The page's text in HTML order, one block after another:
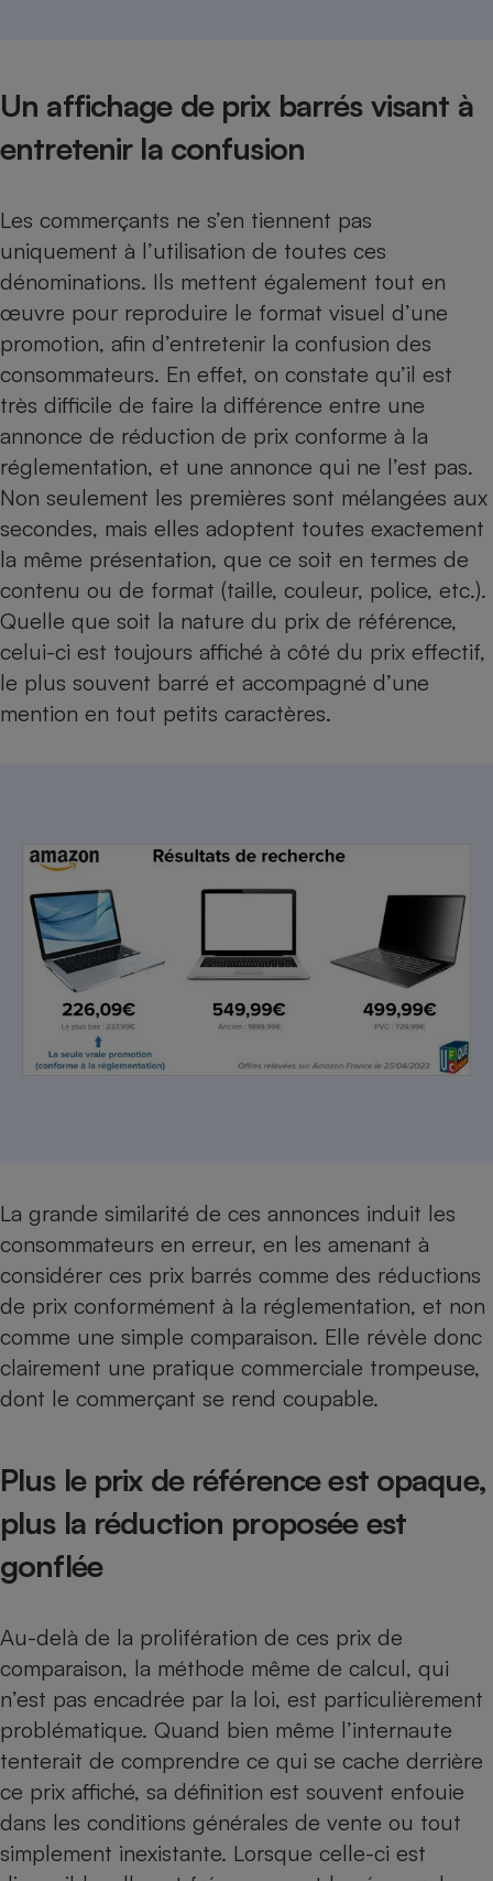
Un affichage de prix barrés visant à
entretenir la confusion
Les commerçants ne s’en tiennent pas
uniquement à l’utilisation de toutes ces
dénominations. Ils mettent également tout en
œuvre pour reproduire le format visuel d’une
promotion, afin d’entretenir la confusion des
consommateurs. En effet, on constate qu’il est
très difficile de faire la différence entre une
annonce de réduction de prix conforme à la
réglementation, et une annonce qui ne l’est pas.
Non seulement les premières sont mélangées aux
secondes, mais elles adoptent toutes exactement
la même présentation, que ce soit en termes de
contenu ou de format (taille, couleur, police, etc.).
Quelle que soit la nature du prix de référence,
celui-ci est toujours affiché à côté du prix effectif,
le plus souvent barré et accompagné d’une
mention en tout petits caractères.​
La grande similarité de ces annonces induit les
consommateurs en erreur, en les amenant à
considérer ces prix barrés comme des réductions
de prix conformément à la réglementation, et non
comme une simple comparaison. Elle révèle donc
clairement une pratique commerciale trompeuse,
dont le commerçant se rend coupable.
Plus le prix de référence est opaque,
plus la réduction proposée est
gonflée
Au-delà de la prolifération de ces prix de
comparaison, la méthode même de calcul, qui
n’est pas encadrée par la loi, est particulièrement
problématique. Quand bien même l’internaute
tenterait de comprendre ce qui se cache derrière
ce prix affiché, sa définition est souvent enfouie
dans les conditions générales de vente ou tout
simplement inexistante. Lorsque celle-ci est